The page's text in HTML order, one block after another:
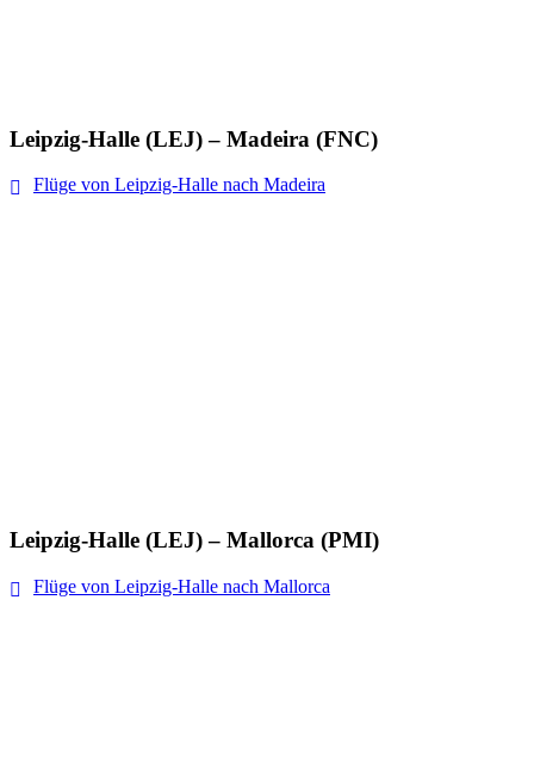
Leipzig-Halle (LEJ) – Madeira (FNC)
Flüge von Leipzig-Halle nach Madeira
Leipzig-Halle (LEJ) – Mallorca (PMI)
Flüge von Leipzig-Halle nach Mallorca